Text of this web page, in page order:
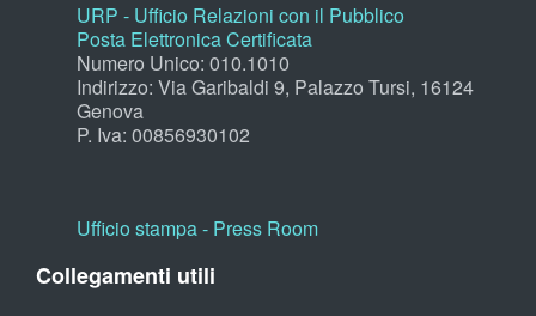
URP - Ufficio Relazioni con il Pubblico
Posta Elettronica Certificata
Numero Unico: 010.1010
Indirizzo: Via Garibaldi 9, Palazzo Tursi, 16124
Genova
P. Iva: 00856930102
Ufficio stampa - Press Room
Collegamenti utili